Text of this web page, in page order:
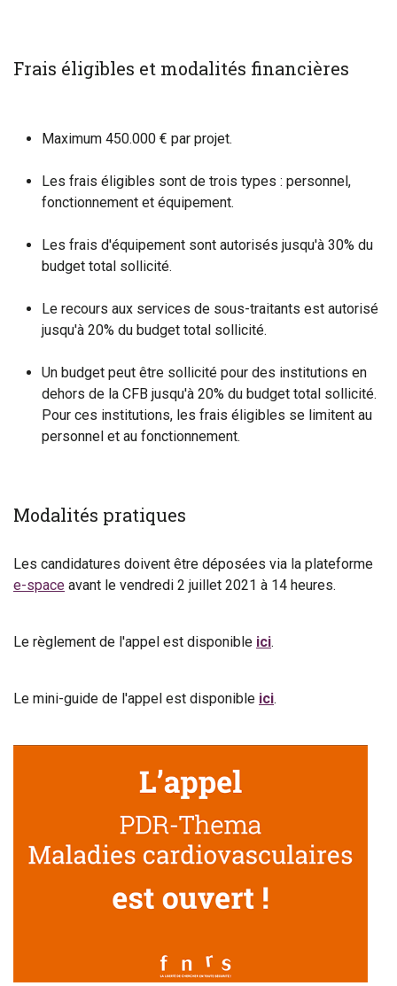
Frais éligibles et modalités financières
Maximum 450.000 € par projet.
Les frais éligibles sont de trois types : personnel,
fonctionnement et équipement.
Les frais d'équipement sont autorisés jusqu'à 30% du
budget total sollicité.
Le recours aux services de sous-traitants est autorisé
jusqu'à 20% du budget total sollicité.
Un budget peut être sollicité pour des institutions en
dehors de la CFB jusqu'à 20% du budget total sollicité.
Pour ces institutions, les frais éligibles se limitent au
personnel et au fonctionnement. ​
Modalités pratiques
Les candidatures doivent être déposées via la plateforme
e-space avant le vendredi 2 juillet 2021 à 14 heures.
Le règlement de l'appel est disponible ici.
Le mini-guide de l'appel est disponible ici.